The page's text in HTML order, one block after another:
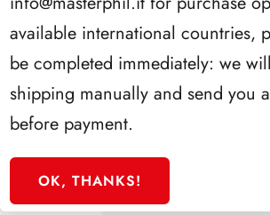
available international countries,
be completed immediately: we
shipping manually and send you
before payment.
OK, THANKS!